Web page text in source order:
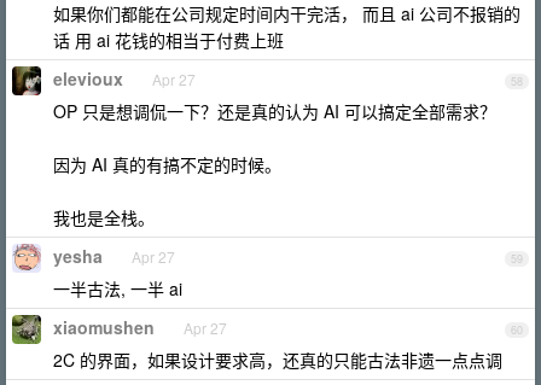
如果你们都能在公司规定时间内干完活， 而且 ai 公司不报销的
话 用 ai 花钱的相当于付费上班
58
elevioux Apr 27
OP 只是想调侃一下？还是真的认为 AI 可以搞定全部需求？
因为 AI 真的有搞不定的时候。
我也是全栈。
59
yesha Apr 27
一半古法, 一半 ai
60
xiaomushen Apr 27
2C 的界面，如果设计要求高，还真的只能古法非遗一点点调